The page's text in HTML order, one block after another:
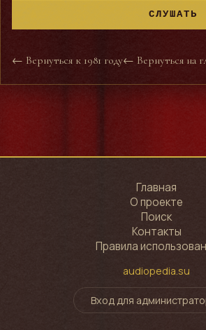
СЛУШАТЬ
← Вернуться к 1981 году← Вернуться на
Главная
О проекте
Поиск
Контакты
Правила
audiopedia.su
Вход для